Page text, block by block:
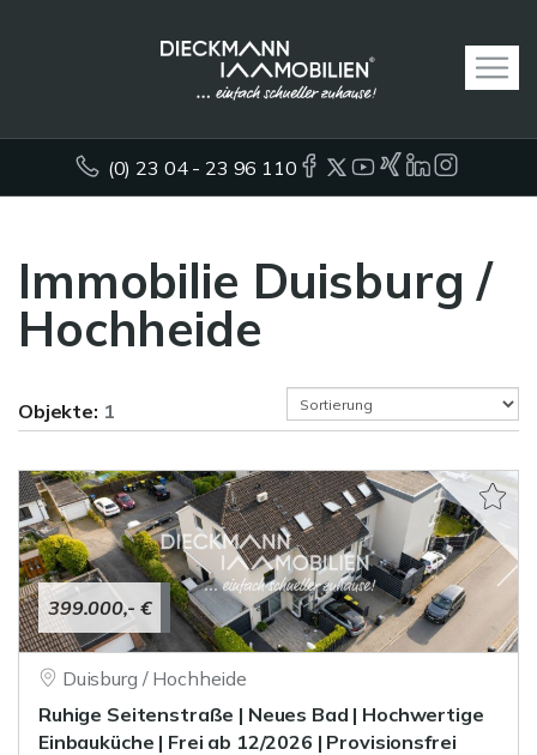
(0) 23 04 - 23 96 110
Immobilie Duisburg /
Hochheide
Objekte: 1
399.000,- €
Duisburg / Hochheide
Ruhige Seitenstraße | Neues Bad | Hochwertige
Einbauküche | Frei ab 12/2026 | Provisionsfrei